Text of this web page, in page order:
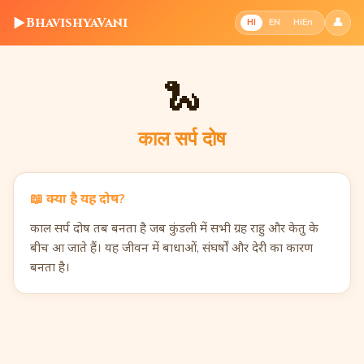
▶BhavishyaVani HI EN HiEn 👤
🐍
काल सर्प दोष
📖 क्या है यह दोष?
काल सर्प दोष तब बनता है जब कुंडली में सभी ग्रह राहु और केतु के
बीच आ जाते हैं। यह जीवन में बाधाओं, संघर्षों और देरी का कारण
बनता है।